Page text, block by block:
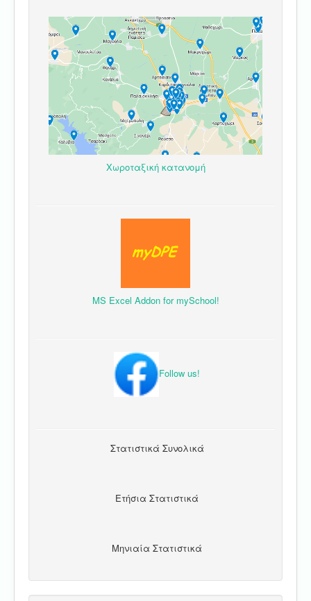
Χωροταξική κατανομή
MS Excel Addon for mySchool!
Follow us!
Στατιστικά Συνολικά
Ετήσια Στατιστικά
Μηνιαία Στατιστικά